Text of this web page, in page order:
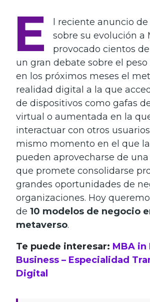
E
l reciente anuncio
sobre su evolución a
provocado cientos
un gran debate sobre el
en los próximos meses el
realidad digital a la que
de dispositivos como gafas
virtual o aumentada en la
interactuar con otros
mismo momento en el que
pueden aprovecharse de
que promete consolidarse
grandes oportunidades de
organizaciones. Hoy
de 10 modelos de negocio
metaverso.
Te puede interesar: MBA in
Business – Especialidad
Digital